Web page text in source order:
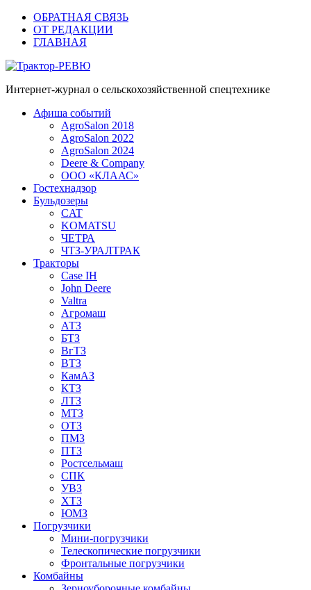
ОБРАТНАЯ СВЯЗЬ
ОТ РЕДАКЦИИ
ГЛАВНАЯ
Трактор-РЕВЮ
Интернет-журнал о сельскохозяйственной спецтехнике
Афиша событий
AgroSalon 2018
AgroSalon 2022
AgroSalon 2024
Deere & Company
ООО «КЛААС»
Гостехнадзор
Бульдозеры
CAT
KOMATSU
ЧЕТРА
ЧТЗ-УРАЛТРАК
Тракторы
Case IH
John Deere
Valtra
Агромаш
АТЗ
БТЗ
ВгТЗ
ВТЗ
КамАЗ
КТЗ
ЛТЗ
МТЗ
ОТЗ
ПМЗ
ПТЗ
Ростсельмаш
СПК
УВЗ
ХТЗ
ЮМЗ
Погрузчики
Мини-погрузчики
Телескопические погрузчики
Фронтальные погрузчики
Комбайны